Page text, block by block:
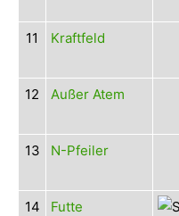
11 Kraftfeld
12 Außer Atem
13 N-Pfeiler
14 Futte